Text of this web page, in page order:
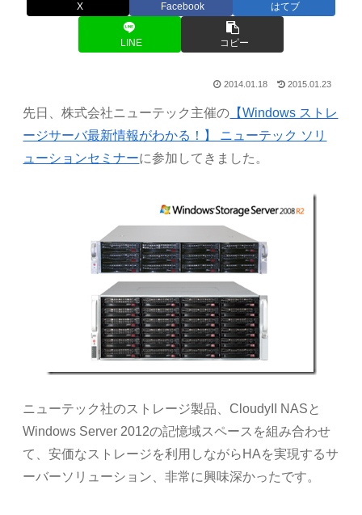
X Facebook はてブ
LINE コピー
2014.01.18 2015.01.23
先日、株式会社ニューテック主催の 【Windows ストレ
ージサーバ最新情報がわかる！】 ニューテック ソリ
ューションセミナーに参加してきました。
ニューテック社のストレージ製品、CloudyII NASと
Windows Server 2012の記憶域スペースを組み合わせ
て、安価なストレージを利用しながらHAを実現するサ
ーバーソリューション、非常に興味深かったです。